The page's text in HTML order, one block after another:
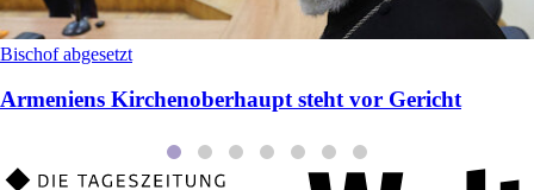
Bischof abgesetzt
Armeniens Kirchenoberhaupt steht vor Gericht